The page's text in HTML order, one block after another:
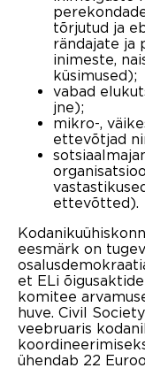
tõrjutud ja
rändajate ja
inimeste,
küsimused);
vabad
jne);
mikro-,
ettevõtjad
ettevõtted).
eesmärk on
et ELi
komitee
huve. Civil
veebruaris
ühendab 22